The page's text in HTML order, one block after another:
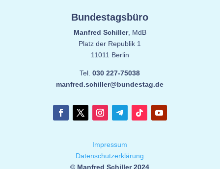
Bundestagsbüro
Manfred Schiller, MdB
Platz der Republik 1
11011 Berlin
Tel.030 227-75038
manfred.schiller@bundestag.de
Impressum
Datenschutzerklärung
© Manfred Schiller 2024